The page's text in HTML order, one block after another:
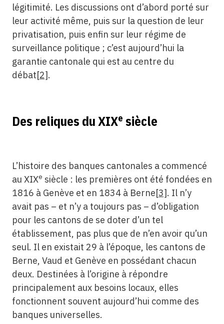
légitimité. Les discussions ont d’abord porté sur
leur activité même, puis sur la question de leur
privatisation, puis enfin sur leur régime de
surveillance politique ; c’est aujourd’hui la
garantie cantonale qui est au centre du
débat[2].
Des reliques du XIXe siècle
L’histoire des banques cantonales a commencé
au XIXe siècle : les premières ont été fondées en
1816 à Genève et en 1834 à Berne[3]. Il n’y
avait pas – et n’y a toujours pas – d’obligation
pour les cantons de se doter d’un tel
établissement, pas plus que de n’en avoir qu’un
seul. Il en existait 29 à l’époque, les cantons de
Berne, Vaud et Genève en possédant chacun
deux. Destinées à l’origine à répondre
principalement aux besoins locaux, elles
fonctionnent souvent aujourd’hui comme des
banques universelles.